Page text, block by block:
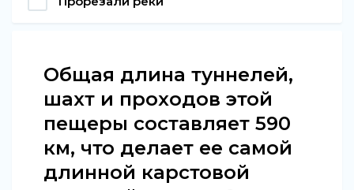
Общая длина туннелей,
шахт и проходов этой
пещеры составляет 590
км, что делает ее самой
длинной карстовой